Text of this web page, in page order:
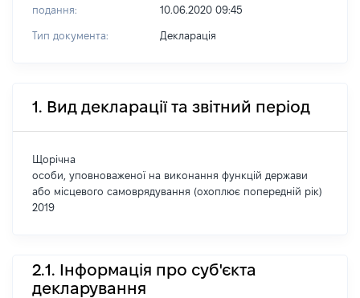
подання:
10.06.2020 09:45
Тип документа: Декларація
1. Вид декларації та звітний період
Щорічна
особи, уповноваженої на виконання функцій держави
або місцевого самоврядування (охоплює попередній рік)
2019
2.1. Інформація про суб'єкта
декларування